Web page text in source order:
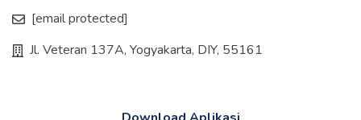
[email protected]
Jl. Veteran 137A, Yogyakarta, DIY, 55161